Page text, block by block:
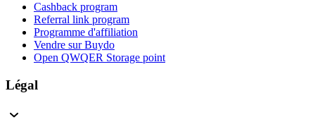
Cashback program
Referral link program
Programme d'affiliation
Vendre sur Buydo
Open QWQER Storage point
Légal